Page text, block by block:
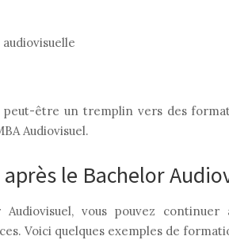
peut-être un tremplin vers des
Audiovisuel.
le Bachelor
vous pouvez
Voici quelques exemples de